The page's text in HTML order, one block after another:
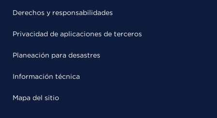
Derechos y responsabilidades
Privacidad de aplicaciones de terceros
Planeación para desastres
Información técnica
Mapa del sitio